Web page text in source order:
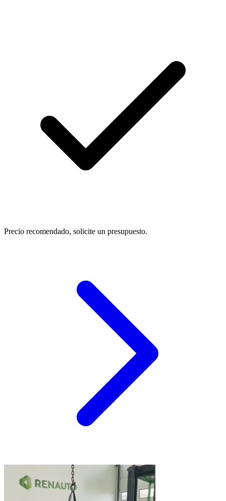
Precio recomendado, solicite un presupuesto.